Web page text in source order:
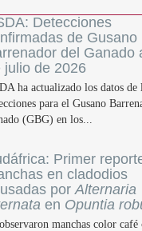
Detecciones
de Gusano
del Ganado
julio de 2026
ha actualizado los datos de
para el Gusano
(GBG) en los...
Primer
en cladodios
porAlternaria
en Opuntia
manchas color